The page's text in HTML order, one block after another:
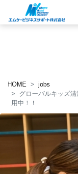
HOME
jobs
グローバルキッズ
用中！！